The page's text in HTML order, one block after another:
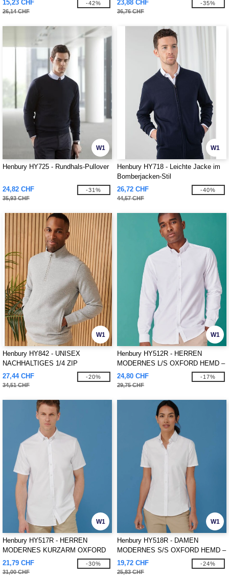
15,23 CHF
26,14 CHF
-42% 23,88 CHF
36,76 CHF
-35%
W1
Henbury HY725 - Rundhals-Pullover
24,82 CHF
35,93 CHF
-31%
W1
Henbury HY718 - Leichte Jacke im
Bomberjacken-Stil
26,72 CHF
44,57 CHF
-40%
W1
Henbury HY842 - UNISEX
NACHHALTIGES 1/4 ZIP
SWEATSHIRT
27,44 CHF
34,51 CHF
-20%
W1
Henbury HY512R - HERREN
MODERNES L/S OXFORD HEMD –
REGULAR FIT
24,80 CHF
29,75 CHF
-17%
W1
Henbury HY517R - HERREN
MODERNES KURZARM OXFORD
HEMD – REGULAR FIT
21,79 CHF
31,00 CHF
-30%
W1
Henbury HY518R - DAMEN
MODERNES S/S OXFORD HEMD –
REGULAR FIT
19,72 CHF
25,83 CHF
-24%